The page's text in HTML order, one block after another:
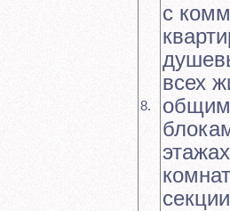
8.
с
всех